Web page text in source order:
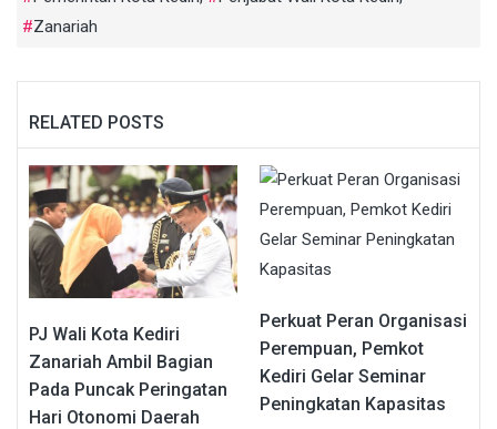
Zanariah
RELATED POSTS
PJ Wali Kota Kediri
Zanariah Ambil Bagian
Pada Puncak Peringatan
Hari Otonomi Daerah
Perkuat Peran Organisasi
Perempuan, Pemkot
Kediri Gelar Seminar
Peningkatan Kapasitas